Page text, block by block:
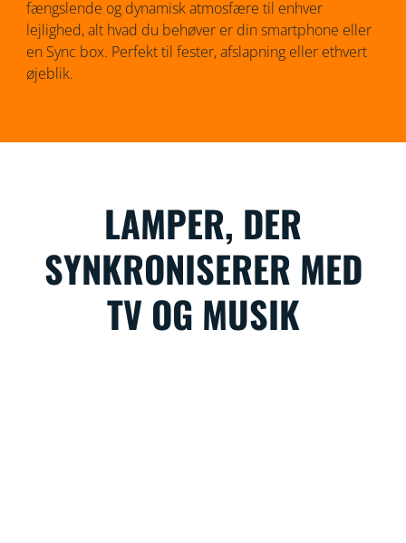
fængslende og dynamisk atmosfære til enhver
lejlighed, alt hvad du behøver er din smartphone eller
en Sync box. Perfekt til fester, afslapning eller ethvert
øjeblik.
LAMPER, DER
SYNKRONISERER MED
TV OG MUSIK